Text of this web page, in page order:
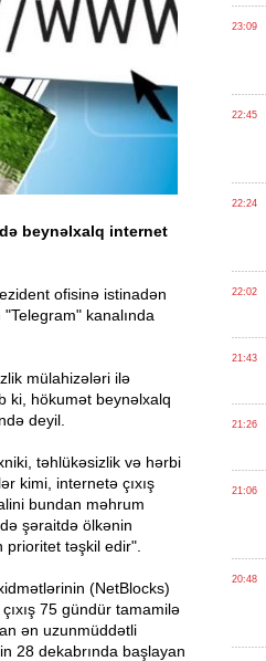
beynəlxalq internet
ofisinə istinadən
kanalında
mülahizələri ilə
ki, hökumət beynəlxalq
deyil.
təhlükəsizlik və hərbi
kimi, internetə çıxış
bundan məhrum
şəraitdə ölkənin
təşkil edir".
(NetBlocks)
75 gündür tamamilə
ən uzunmüddətli
28 dekabrında başlayan
23:09
22:45
22:24
22:02
21:43
21:26
21:06
20:48